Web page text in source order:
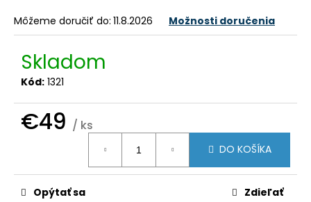
Môžeme doručiť do: 11.8.2026 Možnosti doručenia
Skladom
Kód: 1321
€49 / ks
DO KOŠÍKA
Opýtať sa Zdieľať
č
a
m